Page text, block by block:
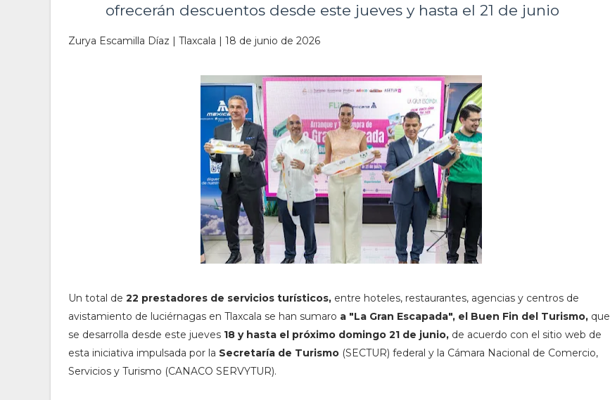
ofrecerán descuentos desde este jueves y hasta el 21 de junio
Zurya Escamilla Díaz | Tlaxcala | 18 de junio de 2026
Un total de 22 prestadores de servicios turísticos, entre hoteles, restaurantes, agencias y centros de
avistamiento de luciérnagas en Tlaxcala se han sumaro a "La Gran Escapada", el Buen Fin del Turismo, que
se desarrolla desde este jueves 18 y hasta el próximo domingo 21 de junio, de acuerdo con el sitio web de
esta iniciativa impulsada por la Secretaría de Turismo (SECTUR) federal y la Cámara Nacional de Comercio,
Servicios y Turismo (CANACO SERVYTUR).